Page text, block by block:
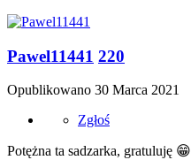
Pawel11441 220
Opublikowano 30 Marca 2021
Zgłoś
Potężna ta sadzarka, gratuluję 😁